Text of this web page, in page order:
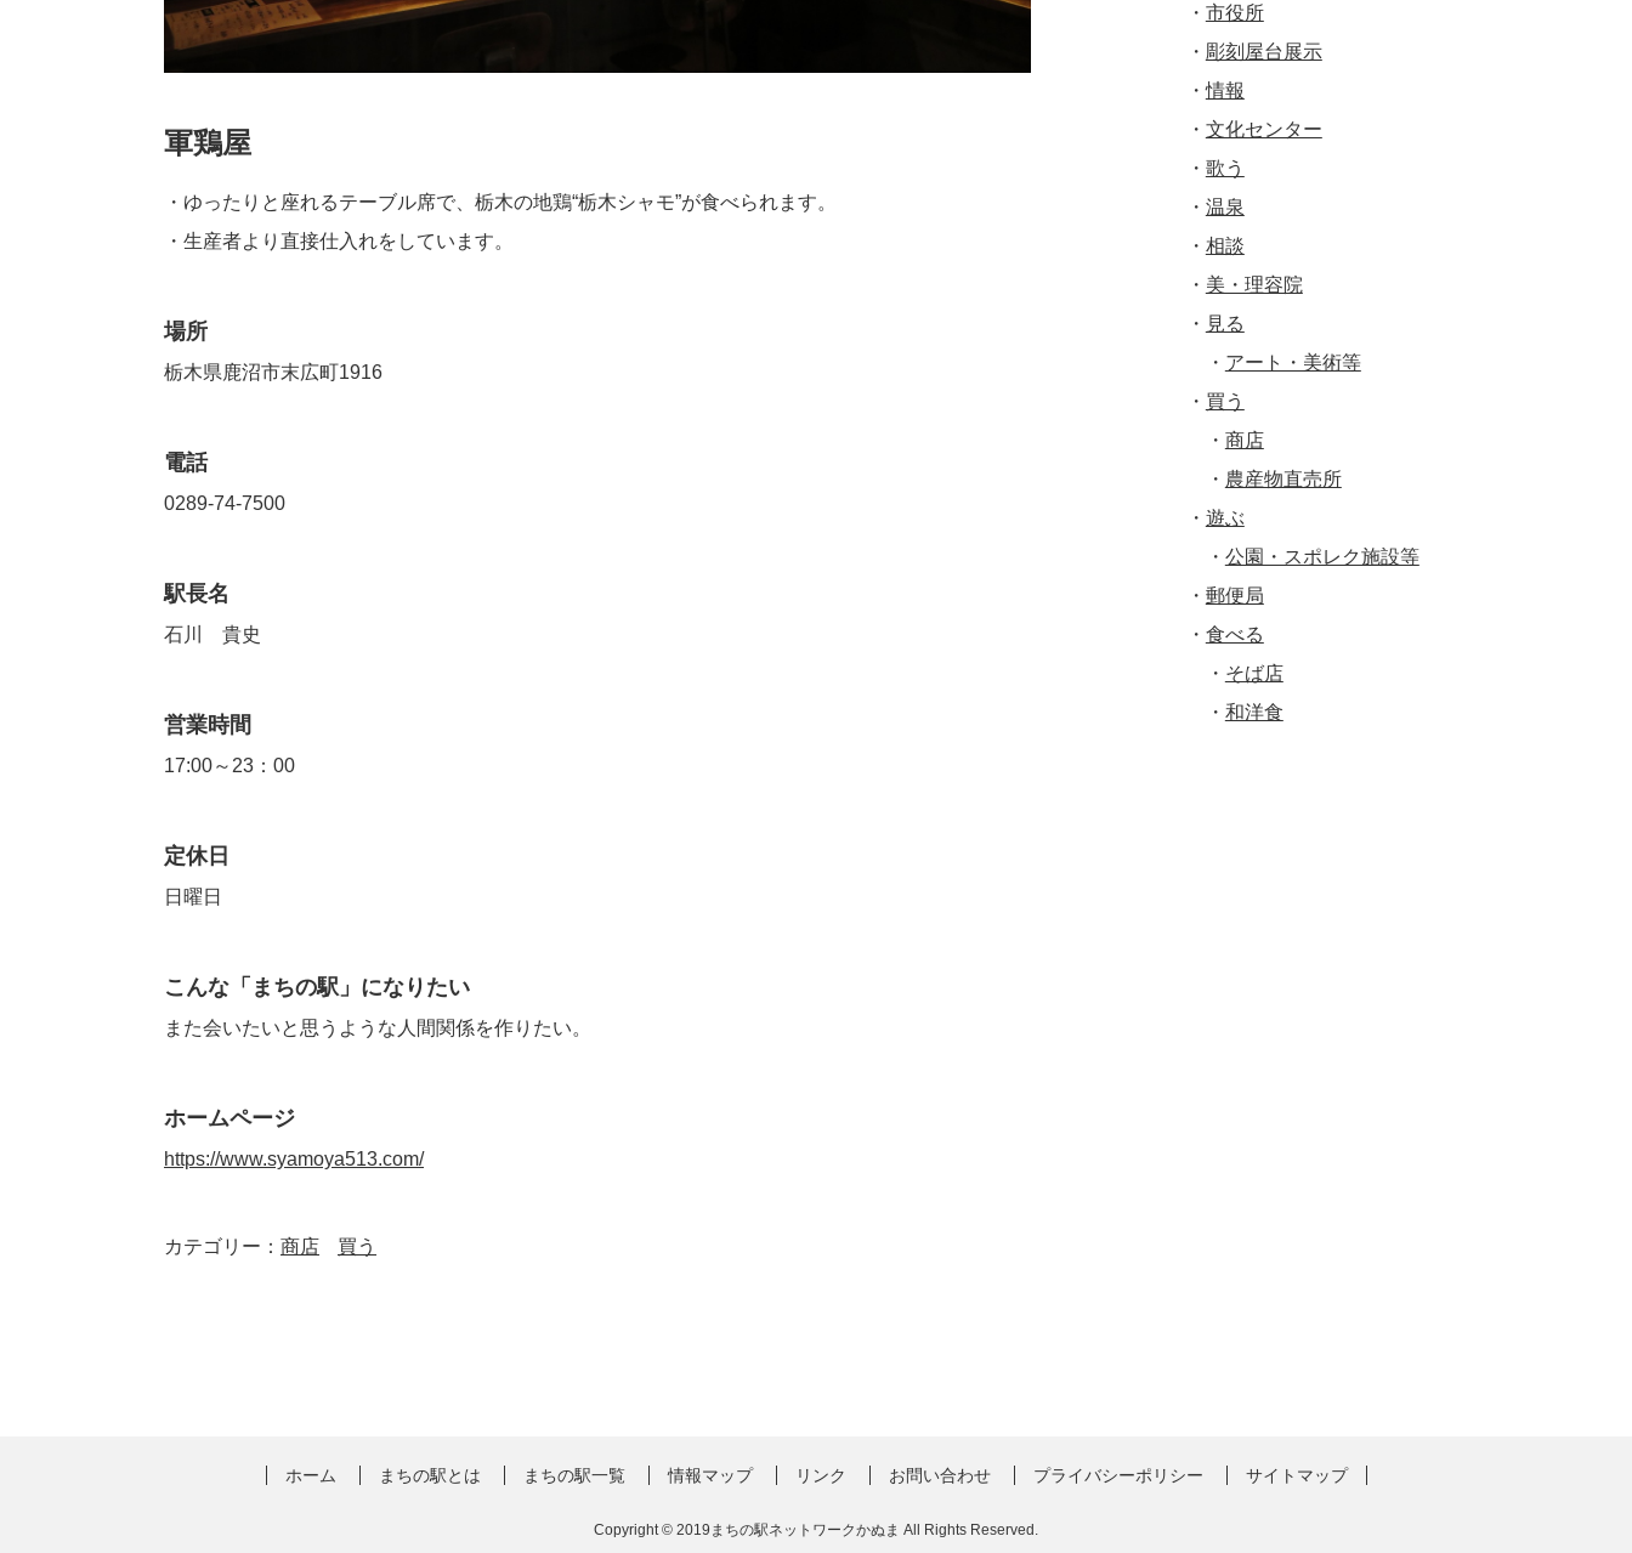
軍鶏屋
・ゆったりと座れるテーブル席で、栃木の地鶏“栃木シャモ”が食べられます。
・生産者より直接仕入れをしています。
場所
栃木県鹿沼市末広町1916
電話
0289-74-7500
駅長名
石川 貴史
営業時間
17:00～23：00
定休日
日曜日
こんな「まちの駅」になりたい
また会いたいと思うような人間関係を作りたい。
ホームページ
https://www.syamoya513.com/
カテゴリー： 商店 買う
市役所
彫刻屋台展示
情報
文化センター
歌う
温泉
相談
美・理容院
見る
アート・美術等
買う
商店
農産物直売所
遊ぶ
公園・スポレク施設等
郵便局
食べる
そば店
和洋食
ホーム まちの駅とは まちの駅一覧 情報マップ リンク お問い合わせ プライバシーポリシー サイトマップ
Copyright © 2019まちの駅ネットワークかぬま All Rights Reserved.